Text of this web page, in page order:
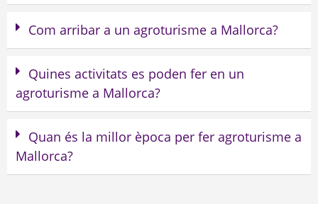
Com arribar a un agroturisme a Mallorca?
Quines activitats es poden fer en un
agroturisme a Mallorca?
Quan és la millor època per fer agroturisme a
Mallorca?